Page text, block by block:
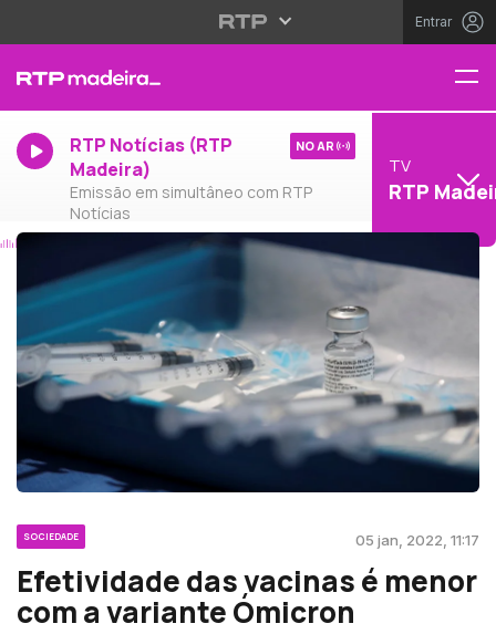
Entrar
RTP Notícias (RTP
Madeira)
Emissão em simultâneo com RTP
Notícias
NO AR
TV
RTP
SOCIEDADE 05 jan, 2022, 11:17
Efetividade das vacinas é menor
com a variante Ómicron